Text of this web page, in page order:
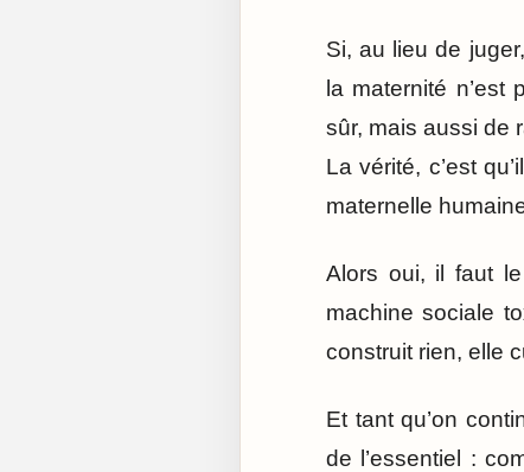
Si, au lieu de
la maternité n’est
sûr, mais aussi de
La vérité, c’est
maternelle
Alors oui, il faut
machine sociale
construit rien, elle
Et tant qu’on
de l’essentiel :